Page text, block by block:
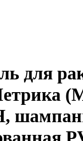
для